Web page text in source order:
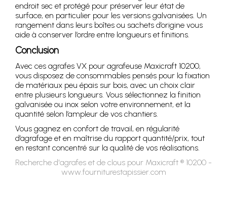
endroit sec et protégé pour préserver leur état de
surface, en particulier pour les versions galvanisées. Un
rangement dans leurs boîtes ou sachets d’origine vous
aide à conserver l’ordre entre longueurs et finitions.
Conclusion
Avec ces agrafes VX pour agrafeuse Maxicraft 10200,
vous disposez de consommables pensés pour la fixation
de matériaux peu épais sur bois, avec un choix clair
entre plusieurs longueurs. Vous sélectionnez la finition
galvanisée ou inox selon votre environnement, et la
quantité selon l’ampleur de vos chantiers.
Vous gagnez en confort de travail, en régularité
d’agrafage et en maîtrise du rapport quantité/prix, tout
en restant concentré sur la qualité de vos réalisations.
Recherche d'agrafes et de clous pour Maxicraft ® 10200 -
www.fourniturestapissier.com